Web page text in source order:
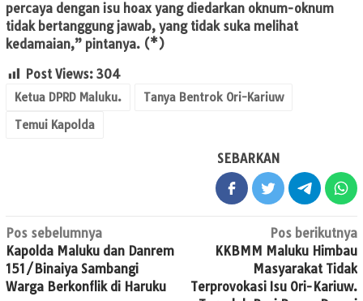
percaya dengan isu hoax yang diedarkan oknum-oknum
tidak bertanggung jawab, yang tidak suka melihat
kedamaian,” pintanya. (*)
Post Views: 304
Ketua DPRD Maluku.
Tanya Bentrok Ori-Kariuw
Temui Kapolda
SEBARKAN
Navigasi
pos
Pos sebelumnya
Kapolda Maluku dan Danrem
151/Binaiya Sambangi
Warga Berkonflik di Haruku
Pos berikutnya
KKBMM Maluku Himbau
Masyarakat Tidak
Terprovokasi Isu Ori-Kariuw.